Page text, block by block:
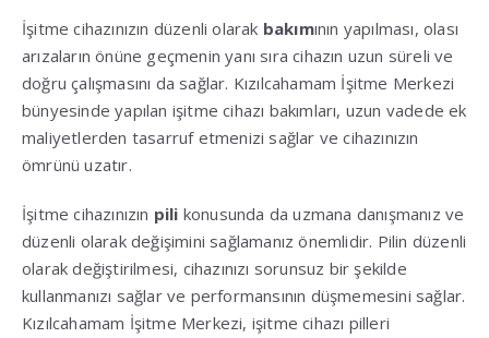
İşitme cihazınızın düzenli olarak bakımının yapılması, olası
arızaların önüne geçmenin yanı sıra cihazın uzun süreli ve
doğru çalışmasını da sağlar. Kızılcahamam İşitme Merkezi
bünyesinde yapılan işitme cihazı bakımları, uzun vadede ek
maliyetlerden tasarruf etmenizi sağlar ve cihazınızın
ömrünü uzatır.
İşitme cihazınızın pili konusunda da uzmana danışmanız ve
düzenli olarak değişimini sağlamanız önemlidir. Pilin düzenli
olarak değiştirilmesi, cihazınızı sorunsuz bir şekilde
kullanmanızı sağlar ve performansının düşmemesini sağlar.
Kızılcahamam İşitme Merkezi, işitme cihazı pilleri